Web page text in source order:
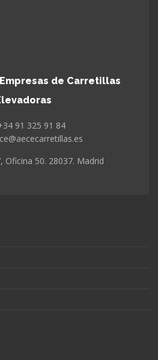
de Carretillas
91 325 91 84
Oficina 50. 28037. Madrid